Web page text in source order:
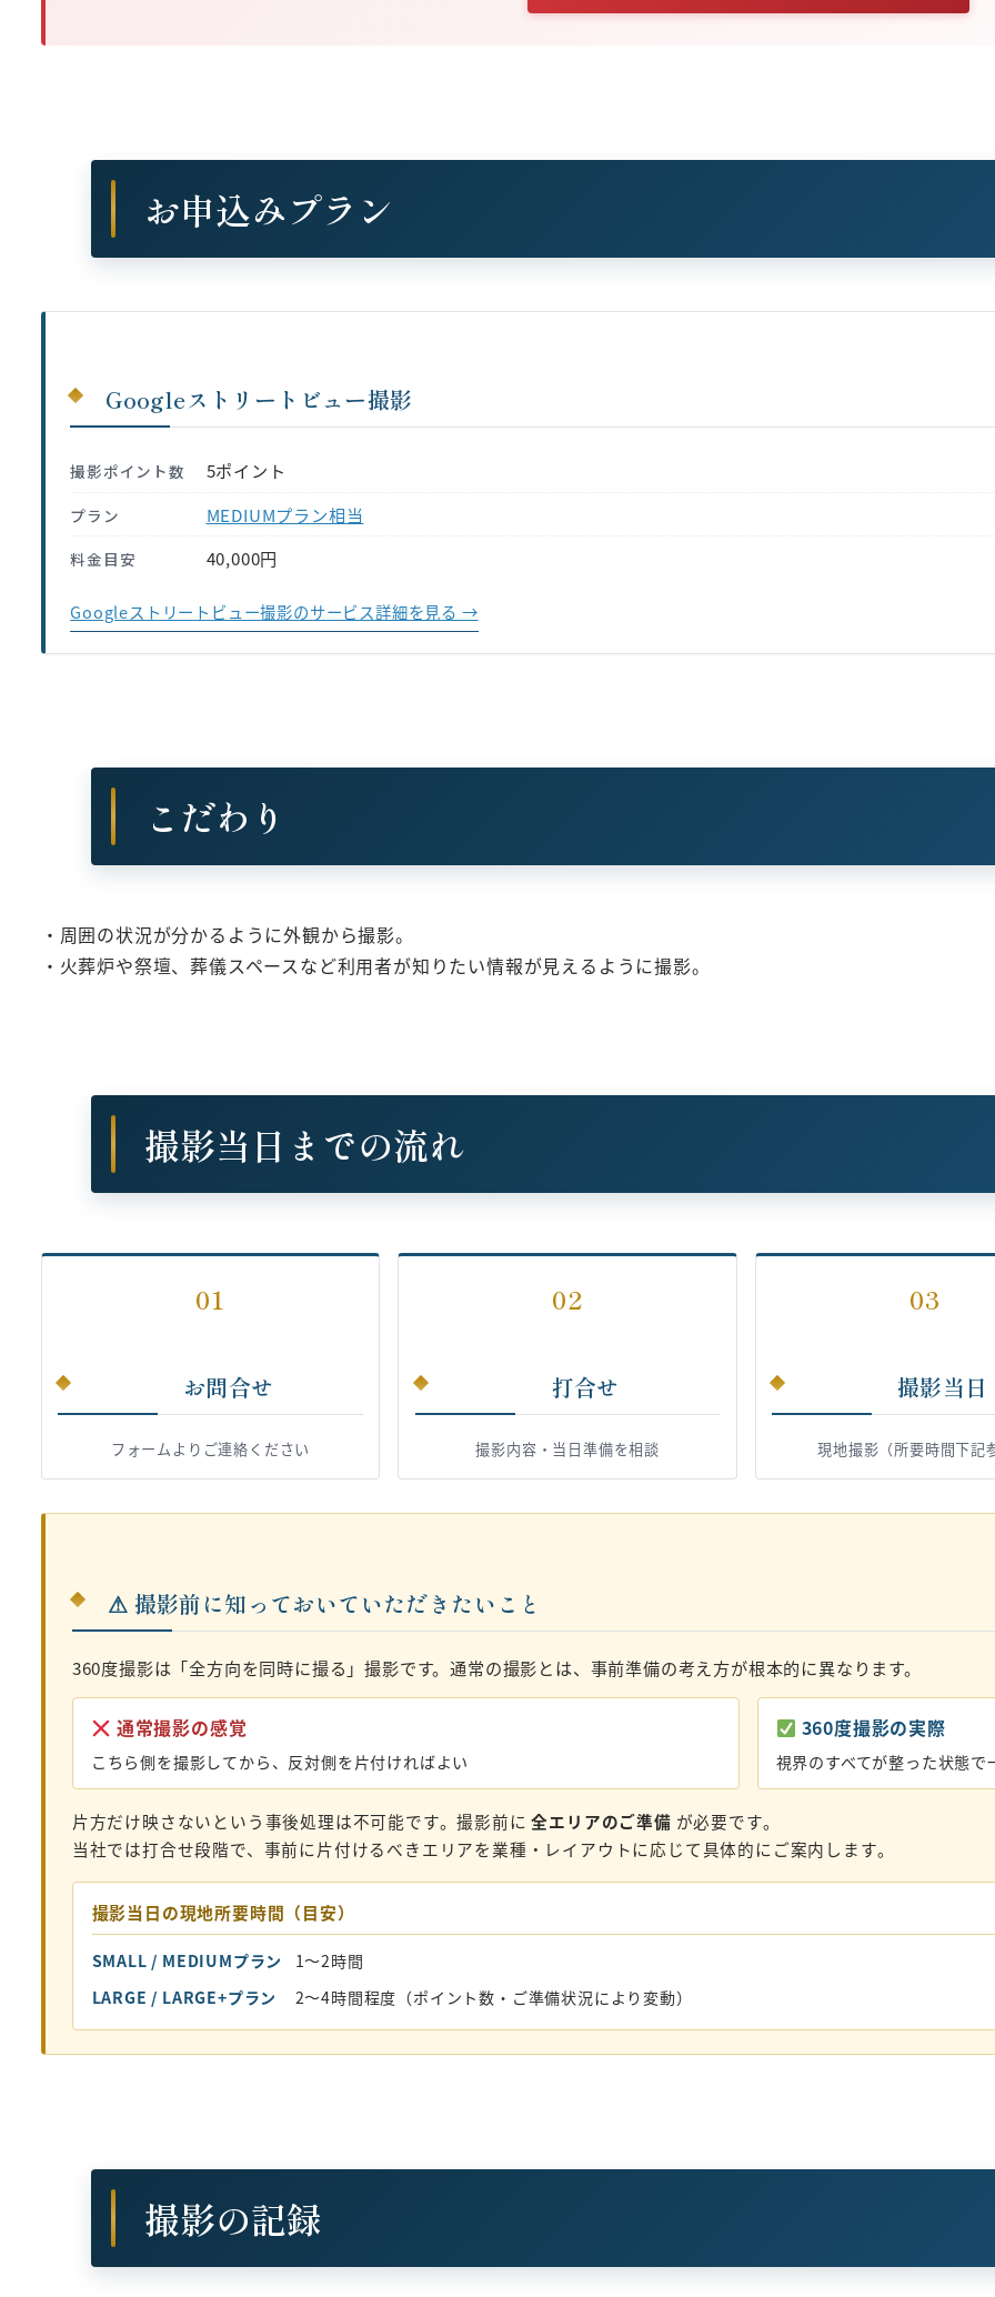
お申込みプラン
Googleストリートビュー撮影
撮影ポイント数 5ポイント
プラン MEDIUMプラン相当
料金目安 40,000円
Googleストリートビュー撮影のサービス詳細を見る →
こだわり
・周囲の状況が分かるように外観から撮影。
・火葬炉や祭壇、葬儀スペースなど利用者が知りたい情報が見えるように撮影。
撮影当日までの流れ
01
お問合せ
フォームよりご連絡ください
02
打合せ
撮影内容・当日準備を相談
03
撮影当日
現地撮影（所要時間下記
⚠ 撮影前に知っておいていただきたいこと
360度撮影は「全方向を同時に撮る」撮影です。通常の撮影とは、事前準備の考え方が根本的に異なります。
通常撮影の感覚
こちら側を撮影してから、反対側を片付ければよい
360度撮影の実際
視界のすべてが整った状態で
片方だけ映さないという事後処理は不可能です。撮影前に全エリアのご準備 が必要です。
当社では打合せ段階で、事前に片付けるべきエリアを業種・レイアウトに応じて具体的にご案内します。
撮影当日の現地所要時間（目安）
SMALL / MEDIUMプラン
1〜2時間
LARGE / LARGE+プラン
2〜4時間程度（ポイント数・ご準備状況により変動）
撮影の記録